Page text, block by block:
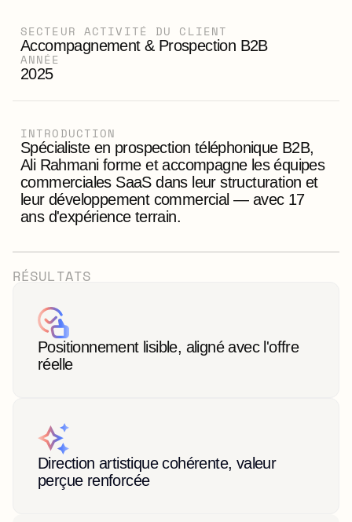
SECTEUR ACTIVITÉ DU CLIENT
Accompagnement & Prospection B2B
ANNÉE
2025
INTRODUCTION
Spécialiste en prospection téléphonique B2B,
Ali Rahmani forme et accompagne les équipes
commerciales SaaS dans leur structuration et
leur développement commercial — avec 17
ans d'expérience terrain.
RÉSULTATS
Positionnement lisible, aligné avec l'offre
réelle
Direction artistique cohérente, valeur
perçue renforcée